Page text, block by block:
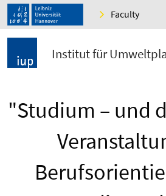
Faculty
Institut für
"Studium – und